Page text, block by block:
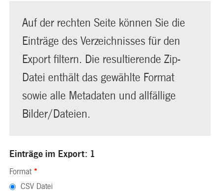
Auf der rechten Seite können Sie die
Einträge des Verzeichnisses für den
Export filtern. Die resultierende Zip-
Datei enthält das gewählte Format
sowie alle Metadaten und allfällige
Bilder/Dateien.
Einträge im Export: 1
Format *
CSV Datei